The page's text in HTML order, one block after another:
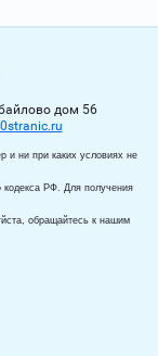
дом 56
и ни при каких условиях не
кодекса РФ. Для получения
обращайтесь к нашим